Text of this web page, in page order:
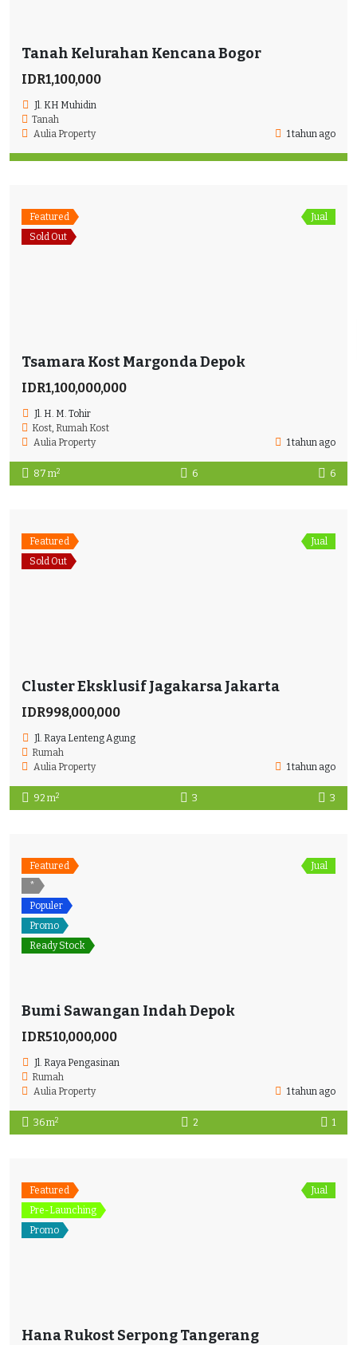
Tanah Kelurahan Kencana Bogor
IDR1,100,000
Jl. KH Muhidin
Tanah
Aulia Property
1 tahun ago
Featured
Sold Out
Jual
Tsamara Kost Margonda Depok
IDR1,100,000,000
Jl. H. M. Tohir
Kost, Rumah Kost
Aulia Property
1 tahun ago
87 m2 6 6
Featured
Sold Out
Jual
Cluster Eksklusif Jagakarsa Jakarta
IDR998,000,000
Jl. Raya Lenteng Agung
Rumah
Aulia Property
1 tahun ago
92 m2 3 3
Featured
*
Populer
Promo
Ready Stock
Jual
Bumi Sawangan Indah Depok
IDR510,000,000
Jl. Raya Pengasinan
Rumah
Aulia Property
1 tahun ago
36 m2 2 1
Featured
Pre-Launching
Promo
Jual
Hana Rukost Serpong Tangerang